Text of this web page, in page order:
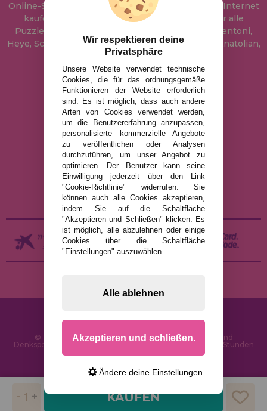
KAUFEN
Online-Shop, wo Sie Puzzle zum besten Preis im Internet
kaufen können. In unserem Katalog führen wir alle
Puzzles der Marken Educa, Ravensburger, Clementoni,
Heye, Schmidt, Castorland, Jumbo, Trefl, Piatnik, Anatolian,
Art Puzzle, Gibsons und viele mehr.
info@puzzleladen.de
RECHTLICHE HINWEISE
DATENSCHUTZRICHTLINIE
COOKIE-RICHTLINIE
VERSAND UND RÜCKGABE
RÜCKGABE / WIDERRUF
© 2026 PuzzleLaden.de - Online-Shop für Puzzles und
Denksportaufgaben im Internet. Schnelle Lieferung in 24 Stunden
Wir respektieren deine
Privatsphäre
Unsere Website verwendet technische
Cookies, die für das ordnungsgemäße
Funktionieren der Website erforderlich
sind. Es ist möglich, dass auch andere
Arten von Cookies verwendet werden,
um die Benutzererfahrung anzupassen,
personalisierte kommerzielle Angebote
zu veröffentlichen oder Analysen
durchzuführen, um unser Angebot zu
optimieren. Der Benutzer kann seine
Einwilligung jederzeit über den Link
"Cookie-Richtlinie" widerrufen. Sie
können auch alle Cookies akzeptieren,
indem Sie auf die Schaltfläche
"Akzeptieren und Schließen" klicken. Es
ist möglich, alle abzulehnen oder einige
Cookies über die Schaltfläche
"Einstellungen" auszuwählen.
Alle ablehnen
Akzeptieren und schließen.
Ändere deine Einstellungen.